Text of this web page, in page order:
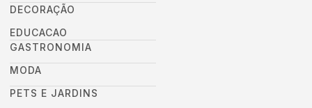
DECORAÇÃO
EDUCACAO
GASTRONOMIA
MODA
PETS E JARDINS